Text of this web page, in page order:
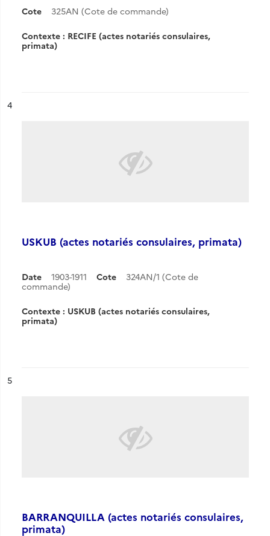
Cote 325AN (Cote de commande)
Contexte : RECIFE (actes notariés consulaires,
primata)
n°
4
USKUB (actes notariés consulaires, primata)
Date 1903-1911 Cote
324AN/1 (Cote de
commande)
Contexte : USKUB (actes notariés consulaires,
primata)
n°
5
BARRANQUILLA (actes notariés consulaires,
primata)